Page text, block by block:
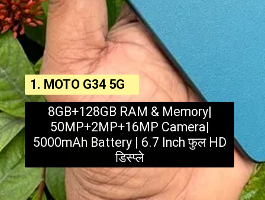
8GB+128GB RAM & Memory|
50MP+2MP+16MP Camera|
5000mAh Battery | 6.7 Inch फुल HD
डिस्प्ले
1. MOTO G34 5G